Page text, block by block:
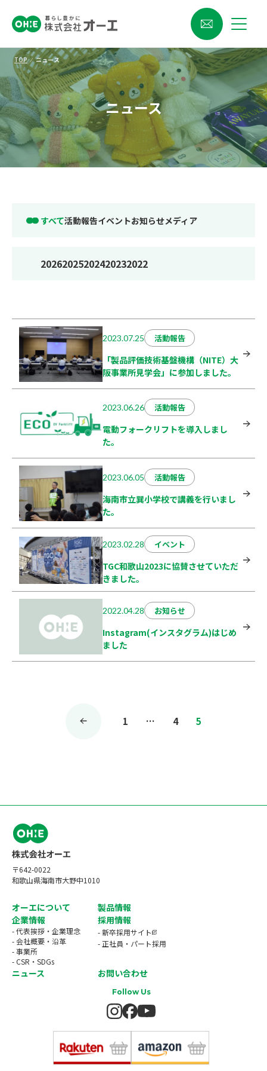
TOP ⁄ ニュース
ニュース
2023.07.25 活動報告
「製品評価技術基盤機構（NITE）大
阪事業所見学会」に参加しました。
2023.06.26 活動報告
電動フォークリフトを導入しまし
た。
2023.06.05 活動報告
海南市立巽小学校で講義を行いまし
た。
2023.02.28 イベント
TGC和歌山2023に協賛させていただ
きました。
2022.04.28 お知らせ
Instagram(インスタグラム)はじめ
ました
り
1 … 4 5
すべて活動報告イベントお知らせメディア
20262025202420232022
〒642-0022
和歌山県海南市大野中1010
オーエについて
製品情報
企業情報
- 代表挨拶・企業理念
- 会社概要・沿革
- 事業所
- CSR・SDGs
採用情報
- 新卒採用サイト
- 正社員・パート採用
ニュース お問い合わせ
Follow Us